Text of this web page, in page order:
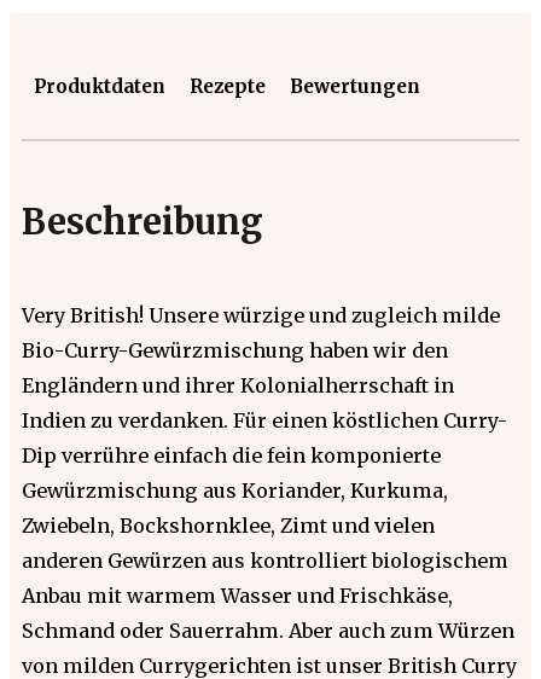
Produktdaten Rezepte Bewertungen
Beschreibung
Very British! Unsere würzige und zugleich milde
Bio-Curry-Gewürzmischung haben wir den
Engländern und ihrer Kolonialherrschaft in
Indien zu verdanken. Für einen köstlichen Curry-
Dip verrühre einfach die fein komponierte
Gewürzmischung aus Koriander, Kurkuma,
Zwiebeln, Bockshornklee, Zimt und vielen
anderen Gewürzen aus kontrolliert biologischem
Anbau mit warmem Wasser und Frischkäse,
Schmand oder Sauerrahm. Aber auch zum Würzen
von milden Currygerichten ist unser British Curry